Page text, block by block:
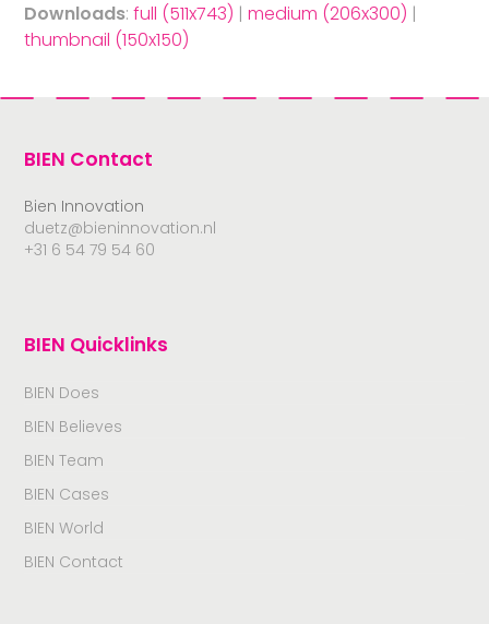
Downloads:full (511x743) |medium (206x300) |
thumbnail (150x150)
BIEN Contact
Bien Innovation
duetz@bieninnovation.nl
+31 6 54 79 54 60
BIEN Quicklinks
BIEN Does
BIEN Believes
BIEN Team
BIEN Cases
BIEN World
BIEN Contact